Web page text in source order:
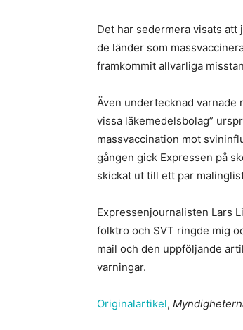
Det har sedermera visats
de länder som
framkommit allvarliga
Även undertecknad varnade
vissa läkemedelsbolag”
massvaccination mot
gången gick Expressen på
skickat ut till ett par
Expressenjournalisten Lars
folktro och SVT ringde mig
mail och den uppföljande
varningar.
Originalartikel,